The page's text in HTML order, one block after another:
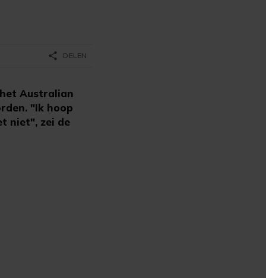
Australian
"Ik hoop
niet", zei de
share DELEN